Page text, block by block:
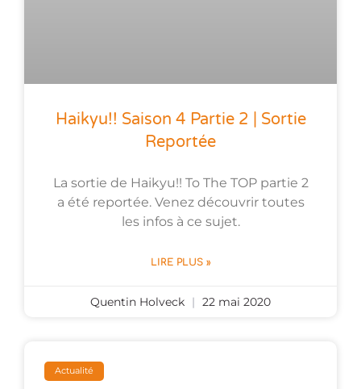
Haikyu!! Saison 4 Partie 2 | Sortie
Reportée
La sortie de Haikyu!! To The TOP partie 2
a été reportée. Venez découvrir toutes
les infos à ce sujet.
LIRE PLUS »
Quentin Holveck 22 mai 2020
Actualité